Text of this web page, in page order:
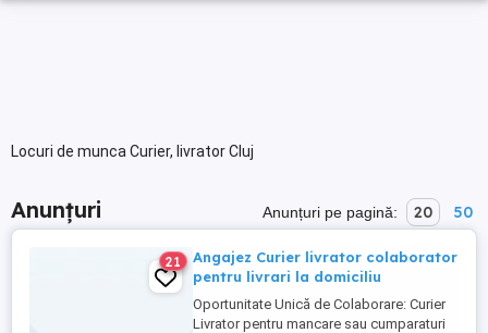
Locuri de munca Curier, livrator Cluj
Anunțuri Anunțuri pe pagină: 20 50
21
Angajez Curier livrator colaborator
pentru livrari la domiciliu
Oportunitate Unică de Colaborare: Curier
Livrator pentru mancare sau cumparaturi